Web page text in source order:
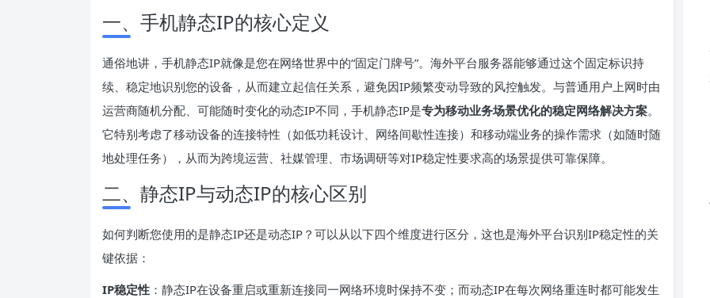
一、手机静态IP的核心定义
通俗地讲，手机静态IP就像是您在网络世界中的“固定门牌号”。海外平台服务器能够通过这个固定标识持
续、稳定地识别您的设备，从而建立起信任关系，避免因IP频繁变动导致的风控触发。与普通用户上网时由
运营商随机分配、可能随时变化的动态IP不同，手机静态IP是专为移动业务场景优化的稳定网络解决方案。
它特别考虑了移动设备的连接特性（如低功耗设计、网络间歇性连接）和移动端业务的操作需求（如随时随
地处理任务），从而为跨境运营、社媒管理、市场调研等对IP稳定性要求高的场景提供可靠保障。
二、静态IP与动态IP的核心区别
如何判断您使用的是静态IP还是动态IP？可以从以下四个维度进行区分，这也是海外平台识别IP稳定性的关
键依据：
IP稳定性 ：静态IP在设备重启或重新连接同一网络环境时保持不变；而动态IP在每次网络重连时都可能发生